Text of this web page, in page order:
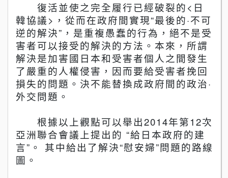
復活並使之完全履行已經破裂的< 日
韓協議> ，從而在政府間實現“最後的·不可
逆的解決” ，是重複愚蠢的行為， 絕不是受
害者可以接受的解決的方法。本來，所謂
解決是加害國日本和受害者個人之間發生
了嚴重的人權侵害，因而要給受害者挽回
損失的問題。決不能替換成政府間的政治·
外交問題。
根據以上觀點可以舉出2014年第12次
亞洲聯合會議上提出的 “給日本政府的建
言” 。 其中給出了解決“慰安婦”問題的路線
圖。